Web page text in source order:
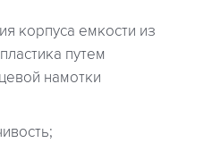
корпуса емкости из
путем
намотки